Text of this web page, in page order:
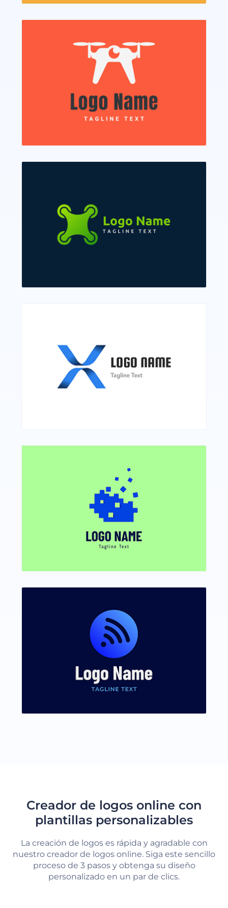
Creador de logos online con
plantillas personalizables
La creación de logos es rápida y agradable con
nuestro creador de logos online. Siga este sencillo
proceso de 3 pasos y obtenga su diseño
personalizado en un par de clics.